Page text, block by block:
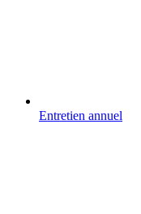
Entretien annuel